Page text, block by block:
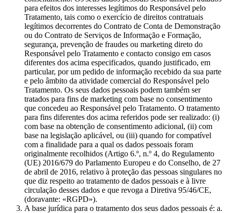
para efeitos dos interesses legítimos do Responsável pelo
Tratamento, tais como o exercício de direitos contratuais
legítimos decorrentes do Contrato de Conta de Demonstração
ou do Contrato de Serviços de Informação e Formação,
segurança, prevenção de fraudes ou marketing direto do
Responsável pelo Tratamento e contacto consigo em casos
diferentes dos acima especificados, quando justificado, em
particular, por um pedido de informação recebido da sua parte
e pelo âmbito da atividade comercial do Responsável pelo
Tratamento. Os seus dados pessoais podem também ser
tratados para fins de marketing com base no consentimento
que concedeu ao Responsável pelo Tratamento. O tratamento
para fins diferentes dos acima referidos pode ser realizado: (i)
com base na obtenção de consentimento adicional, (ii) com
base na legislação aplicável, ou (iii) quando for compatível
com a finalidade para a qual os dados pessoais foram
originalmente recolhidos (Artigo 6.º, n.º 4, do Regulamento
(UE) 2016/679 do Parlamento Europeu e do Conselho, de 27
de abril de 2016, relativo à proteção das pessoas singulares no
que diz respeito ao tratamento de dados pessoais e à livre
circulação desses dados e que revoga a Diretiva 95/46/CE,
(doravante: «RGPD»).
A base jurídica para o tratamento dos seus dados pessoais é: a.